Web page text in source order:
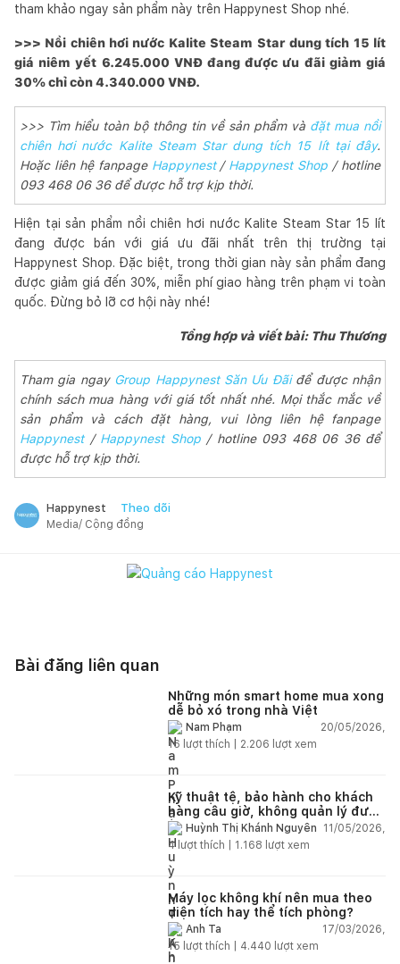
tham khảo ngay sản phẩm này trên Happynest Shop nhé.
>>> Nồi chiên hơi nước Kalite Steam Star dung tích 15 lít
giá niêm yết 6.245.000 VNĐ đang được ưu đãi giảm giá
30% chỉ còn 4.340.000 VNĐ.
>>> Tìm hiểu toàn bộ thông tin về sản phẩm và đặt mua nồi
chiên hơi nước Kalite Steam Star dung tích 15 lít tại đây.
Hoặc liên hệ fanpage Happynest/ Happynest Shop / hotline
093 468 06 36 để được hỗ trợ kịp thời.
Hiện tại sản phẩm nồi chiên hơi nước Kalite Steam Star 15 lít
đang được bán với giá ưu đãi nhất trên thị trường tại
Happynest Shop. Đặc biệt, trong thời gian này sản phẩm đang
được giảm giá đến 30%, miễn phí giao hàng trên phạm vi toàn
quốc. Đừng bỏ lỡ cơ hội này nhé!
Tổng hợp và viết bài: Thu Thương
Tham gia ngay Group Happynest Săn Ưu Đãi để được nhận
chính sách mua hàng với giá tốt nhất nhé. Mọi thắc mắc về
sản phẩm và cách đặt hàng, vui lòng liên hệ fanpage
Happynest/ Happynest Shop/ hotline 093 468 06 36 để
được hỗ trợ kịp thời.
Happynest Theo dõi
Media/ Cộng đồng
Bài đăng liên quan
Những món smart home mua xong
dễ bỏ xó trong nhà Việt
Nam Phạm
20/05/2026,
16 lượt thích | 2.206 lượt xem
Kỹ thuật tệ, bảo hành cho khách
hàng câu giờ, không quản lý được
nhân viên xây dựng của mình,
điện nhẹ, điện nước, tường quá
kém. Luôn đổ lỗi cho nhân viên.
Bảo hành quá tệ, tôi phải đợi rất
lâu mới dc bảo hành, liên hệ để
được bảo hành thì bơ khách
Huỳnh Thị Khánh Nguyên
11/05/2026,
4lượt thích | 1.168 lượt xem
Máy lọc không khí nên mua theo
diện tích hay thể tích phòng?
Anh Ta
17/03/2026,
15 lượt thích | 4.440 lượt xem